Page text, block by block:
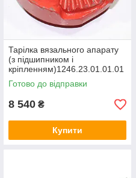
Тарілка вязального апарату
(з підшипником і
кріпленням)1246.23.01.01.01
прес-підбирача Welger АР
630, 730, 830, d35
Готово до відправки
8 540 ₴
Купити